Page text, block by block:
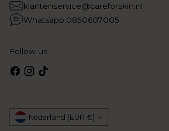
klantenservice@careforskin.nl
Whatsapp:0850607005
Follow us
Munteenheid Nederland (EUR €)